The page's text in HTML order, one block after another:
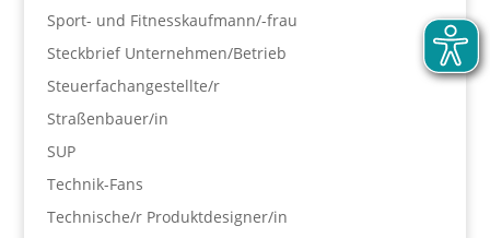
Sport- und Fitnesskaufmann/-frau
Steckbrief Unternehmen/Betrieb
Steuerfachangestellte/r
Straßenbauer/in
SUP
Technik-Fans
Technische/r Produktdesigner/in